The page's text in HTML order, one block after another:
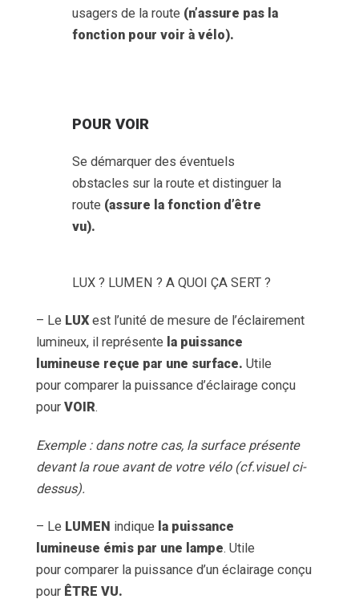
usagers de la route (n’assure pas la
fonction pour voir à vélo).
POUR VOIR
Se démarquer des éventuels
obstacles sur la route et distinguer la
route (assure la fonction d’être
vu).
LUX ? LUMEN ? A QUOI ÇA SERT ?
– Le LUXest l’unité de mesure de l’éclairement
lumineux, il représente la puissance
lumineuse reçue par une surface. Utile
pour comparer la puissance d’éclairage conçu
pour VOIR.
Exemple : dans notre cas, la surface présente
devant la roue avant de votre vélo (cf.visuel ci-
dessus).
– Le LUMEN indique la puissance
lumineuse émis par une lampe. Utile
pour comparer la puissance d’un éclairage conçu
pour ÊTRE VU.